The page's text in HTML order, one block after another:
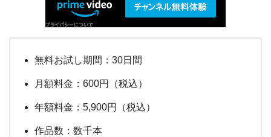
無料お試し期間：30日間
月額料金：600円（税込）
年額料金：5,900円（税込）
作品数：数千本